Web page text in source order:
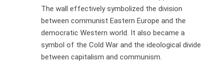
The wall effectively symbolized the division
between communist Eastern Europe and the
democratic Western world. It also became a
symbol of the Cold War and the ideological divide
between capitalism and communism.